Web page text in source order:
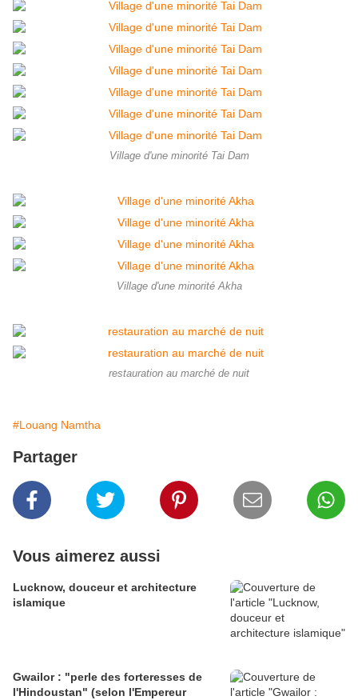
Village d'une minorité Tai Dam
Village d'une minorité Akha
restauration au marché de nuit
#Louang Namtha
Partager
Vous aimerez aussi
Lucknow, douceur et architecture
islamique
Gwailor : "perle des forteresses de
l'Hindoustan" (selon l'Empereur